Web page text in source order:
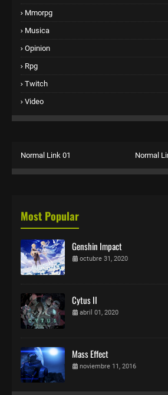
Mmorpg
Musica
Opinion
Rpg
Twitch
Video
Normal Link 01 Normal
Most Popular
Genshin Impact
octubre 31, 2020
Cytus II
abril 01, 2020
Mass Effect
noviembre 11, 2016